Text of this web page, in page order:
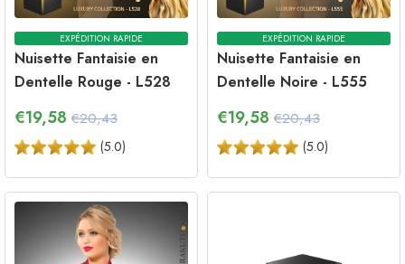
EXPÉDITION RAPIDE
Nuisette Fantaisie en
Dentelle Rouge - L528
€19,58 €20,43
(5.0)
EXPÉDITION RAPIDE
Nuisette Fantaisie en
Dentelle Noire - L555
€19,58 €20,43
(5.0)